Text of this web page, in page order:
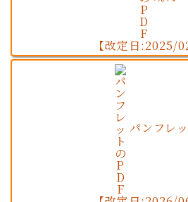
【改定日:2025/
パンフレ